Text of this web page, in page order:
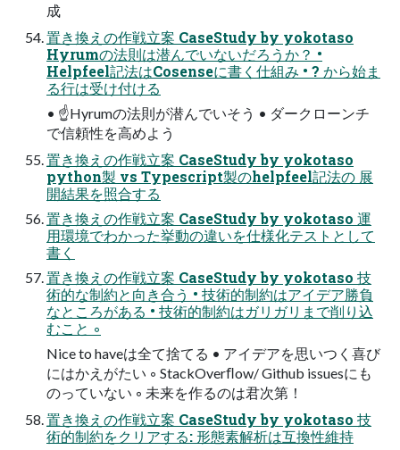
成
置き換えの作戦⽴案 CaseStudy by yokotaso
Hyrumの法則は潜んでいないだろうか？ •
Helpfeel記法はCosenseに書く仕組み • ? から始ま
る⾏は受け付ける
• ☝Hyrumの法則が潜んでいそう • ダークローンチ
で信頼性を⾼めよう
置き換えの作戦⽴案 CaseStudy by yokotaso
python製 vs Typescript製のhelpfeel記法の 展
開結果を照合する
置き換えの作戦⽴案 CaseStudy by yokotaso 運
⽤環境でわかった挙動の違いを仕様化テストとして
書く
置き換えの作戦⽴案 CaseStudy by yokotaso 技
術的な制約と向き合う • 技術的制約はアイデア勝負
なところがある • 技術的制約はガリガリまで削り込
むこと ◦
Nice to haveは全て捨てる • アイデアを思いつく喜び
にはかえがたい ◦ StackOverﬂow/ Github issuesにも
のっていない ◦ 未来を作るのは君次第！
置き換えの作戦⽴案 CaseStudy by yokotaso 技
術的制約をクリアする: 形態素解析は互換性維持